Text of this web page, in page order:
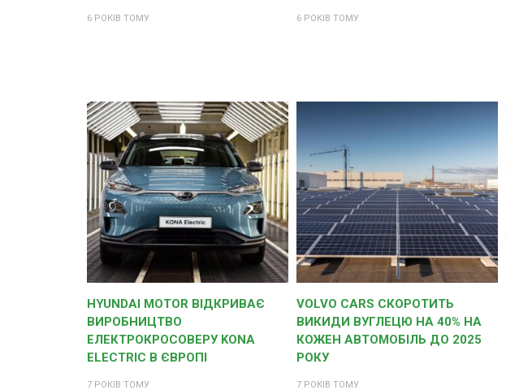
6 РОКІВ ТОМУ 6 РОКІВ ТОМУ
HYUNDAI MOTOR ВІДКРИВАЄ
ВИРОБНИЦТВО
ЕЛЕКТРОКРОСОВЕРУ KONA
ELECTRIC В ЄВРОПІ
7 РОКІВ ТОМУ
VOLVO CARS СКОРОТИТЬ
ВИКИДИ ВУГЛЕЦЮ НА 40% НА
КОЖЕН АВТОМОБІЛЬ ДО 2025
РОКУ
7 РОКІВ ТОМУ